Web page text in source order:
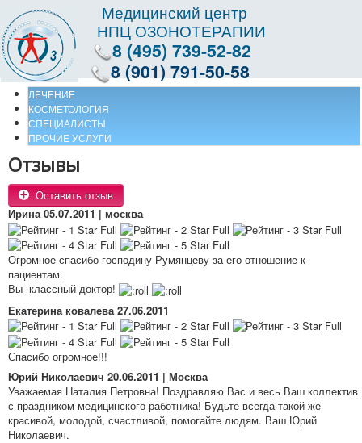
Медицинский центр
НПЦ ОЗОНОТЕРАПИИ
8 (495) 739-52-82
8 (901) 791-50-58
ЛЕЧЕНИЕ
КОСМЕТОЛОГИЯ
СПЕЦИАЛИСТЫ
ПРОЧИЕ УСЛУГИ
Отзывы
Оставить отзыв
Ирина05.07.2011 | москва
Огромное спасибо господину Румянцеву за его отношение к
пациентам.
Вы- классный доктор!
Екатерина ковалева 27.06.2011
Спасибо огромное!!!
Юрий Николаевич 20.06.2011 | Москва
Уважаемая Наталия Петровна! Поздравляю Вас и весь Ваш коллектив
с праздником медицинского работника! Будьте всегда такой же
красивой, молодой, счастливой, помогайте людям. Ваш Юрий
Николаевич.